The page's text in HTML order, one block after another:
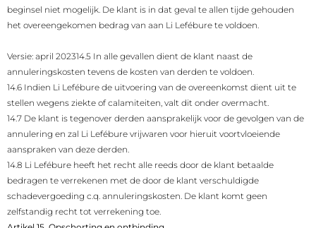
beginsel niet mogelijk. De klant is in dat geval te allen tijde gehouden
het overeengekomen bedrag van aan Li Lefébure te voldoen.
Versie: april 202314.5 In alle gevallen dient de klant naast de
annuleringskosten tevens de kosten van derden te voldoen.
14.6 Indien Li Lefébure de uitvoering van de overeenkomst dient uit te
stellen wegens ziekte of calamiteiten, valt dit onder overmacht.
14.7 De klant is tegenover derden aansprakelijk voor de gevolgen van de
annulering en zal Li Lefébure vrijwaren voor hieruit voortvloeiende
aanspraken van deze derden.
14.8 Li Lefébure heeft het recht alle reeds door de klant betaalde
bedragen te verrekenen met de door de klant verschuldigde
schadevergoeding c.q. annuleringskosten. De klant komt geen
zelfstandig recht tot verrekening toe.